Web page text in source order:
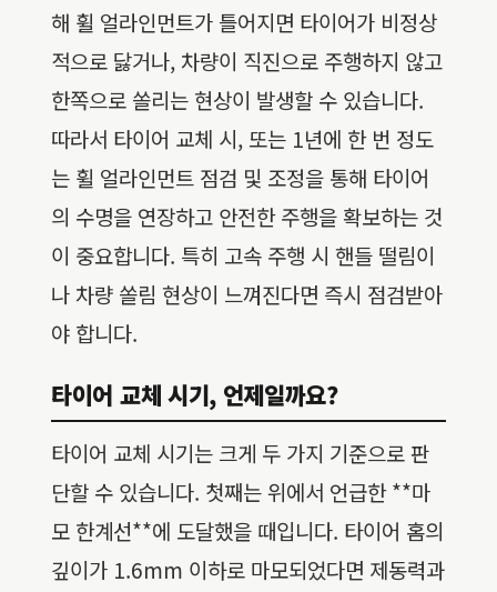
해 휠 얼라인먼트가 틀어지면 타이어가 비정상
적으로 닳거나, 차량이 직진으로 주행하지 않고
한쪽으로 쏠리는 현상이 발생할 수 있습니다.
따라서 타이어 교체 시, 또는 1년에 한 번 정도
는 휠 얼라인먼트 점검 및 조정을 통해 타이어
의 수명을 연장하고 안전한 주행을 확보하는 것
이 중요합니다. 특히 고속 주행 시 핸들 떨림이
나 차량 쏠림 현상이 느껴진다면 즉시 점검받아
야 합니다.
타이어 교체 시기, 언제일까요?
타이어 교체 시기는 크게 두 가지 기준으로 판
단할 수 있습니다. 첫째는 위에서 언급한 **마
모 한계선**에 도달했을 때입니다. 타이어 홈의
깊이가 1.6mm 이하로 마모되었다면 제동력과